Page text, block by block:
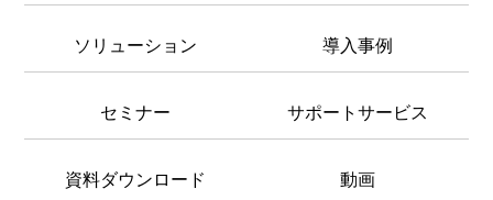
ソリューション 導入事例
セミナー サポートサービス
資料ダウンロード 動画